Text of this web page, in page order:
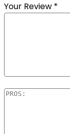
Your Review *